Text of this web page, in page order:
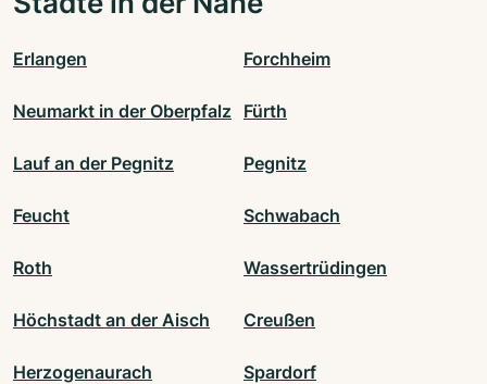
Erlangen Forchheim
Neumarkt in der Oberpfalz Fürth
Lauf an der Pegnitz Pegnitz
Feucht Schwabach
Roth Wassertrüdingen
Höchstadt an der Aisch Creußen
Herzogenaurach Spardorf